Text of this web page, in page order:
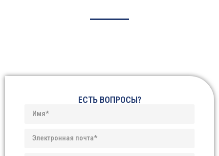
ЕСТЬ ВОПРОСЫ?